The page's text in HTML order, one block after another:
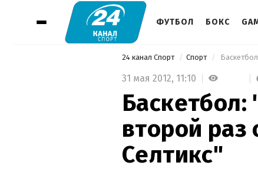
ФУТБОЛ БОКС
24 канал Спорт Спорт
31 мая 2012, 11:10
второй раз
Селтикс"